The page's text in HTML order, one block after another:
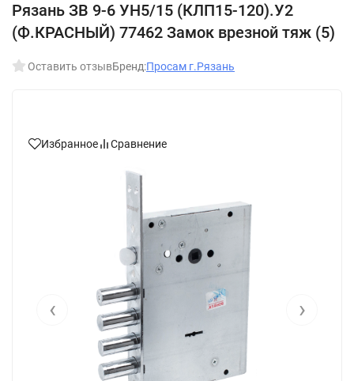
Рязань ЗВ 9-6 УН5/15 (КЛП15-120).У2
(Ф.КРАСНЫЙ) 77462 Замок врезной тяж (5)
Оставить отзывБренд:Просам г.Рязань
Избранное Сравнение
‹ ›